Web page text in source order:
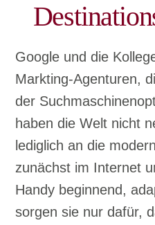
Google und die
Markting-Agenturen,
der
haben die Welt nicht
lediglich an die
zunächst im Internet
Handy beginnend,
sorgen sie nur dafür,